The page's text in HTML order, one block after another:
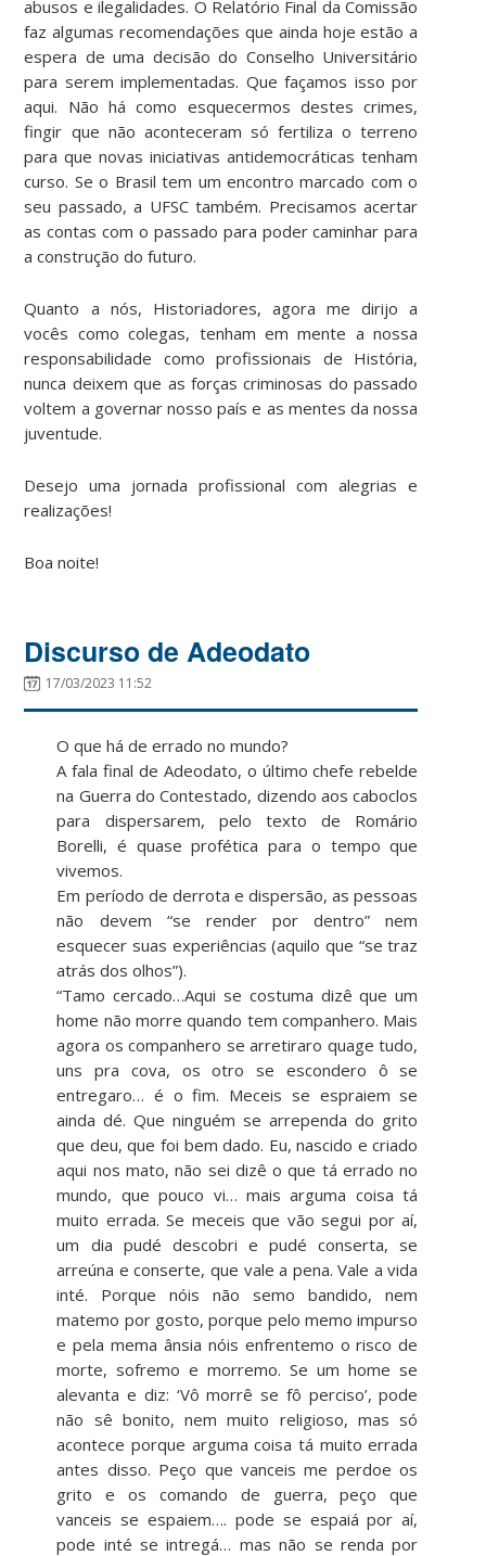
abusos e ilegalidades. O Relatório Final da Comissão
faz algumas recomendações que ainda hoje estão a
espera de uma decisão do Conselho Universitário
para serem implementadas. Que façamos isso por
aqui. Não há como esquecermos destes crimes,
fingir que não aconteceram só fertiliza o terreno
para que novas iniciativas antidemocráticas tenham
curso. Se o Brasil tem um encontro marcado com o
seu passado, a UFSC também. Precisamos acertar
as contas com o passado para poder caminhar para
a construção do futuro.
Quanto a nós, Historiadores, agora me dirijo a
vocês como colegas, tenham em mente a nossa
responsabilidade como profissionais de História,
nunca deixem que as forças criminosas do passado
voltem a governar nosso país e as mentes da nossa
juventude.
Desejo uma jornada profissional com alegrias e
realizações!
Boa noite!
Discurso de Adeodato
17/03/2023 11:52
O que há de errado no mundo?
A fala final de Adeodato, o último chefe rebelde
na Guerra do Contestado, dizendo aos caboclos
para dispersarem, pelo texto de Romário
Borelli, é quase profética para o tempo que
vivemos.
Em período de derrota e dispersão, as pessoas
não devem “se render por dentro” nem
esquecer suas experiências (aquilo que “se traz
atrás dos olhos”).
“Tamo cercado…Aqui se costuma dizê que um
home não morre quando tem companhero. Mais
agora os companhero se arretiraro quage tudo,
uns pra cova, os otro se escondero ô se
entregaro… é o fim. Meceis se espraiem se
ainda dé. Que ninguém se arrependa do grito
que deu, que foi bem dado. Eu, nascido e criado
aqui nos mato, não sei dizê o que tá errado no
mundo, que pouco vi… mais arguma coisa tá
muito errada. Se meceis que vão segui por aí,
um dia pudé descobri e pudé conserta, se
arreúna e conserte, que vale a pena. Vale a vida
inté. Porque nóis não semo bandido, nem
matemo por gosto, porque pelo memo impurso
e pela mema ânsia nóis enfrentemo o risco de
morte, sofremo e morremo. Se um home se
alevanta e diz: ‘Vô morrê se fô perciso’, pode
não sê bonito, nem muito religioso, mas só
acontece porque arguma coisa tá muito errada
antes disso. Peço que vanceis me perdoe os
grito e os comando de guerra, peço que
vanceis se espaiem…. pode se espaiá por aí,
pode inté se intregá… mas não se renda por